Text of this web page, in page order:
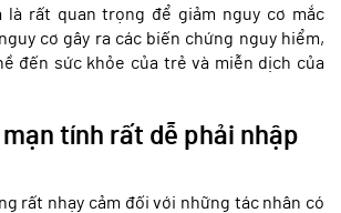
là rất quan trọng để giảm nguy cơ mắc
cơ gây ra các biến chứng nguy hiểm,
đến sức khỏe của trẻ và miễn dịch của
tính rất dễ phải nhập
rất nhạy cảm đối với những tác nhân có